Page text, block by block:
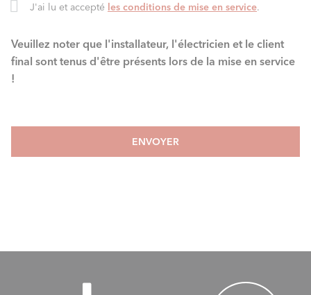
J'ai lu et accepté les conditions de mise en service.
Veuillez noter que l'installateur, l'électricien et le client
final sont tenus d'être présents lors de la mise en service
!
ENVOYER